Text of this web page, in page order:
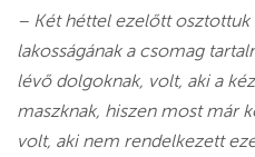
– Két héttel ezelőtt osztottuk
lakosságának a csomag
lévő dolgoknak, volt, aki a
maszknak, hiszen most már
volt, aki nem rendelkezett